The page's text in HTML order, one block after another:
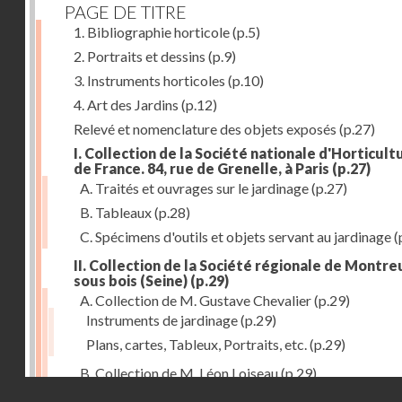
PAGE DE TITRE
1. Bibliographie horticole(p.5)
2. Portraits et dessins (p.9)
3. Instruments horticoles (p.10)
4. Art des Jardins (p.12)
Relevé et nomenclature des objets exposés (p.27)
I. Collection de la Société nationale
de France. 84, rue de Grenelle, à Paris (p.27)
A. Traités et ouvrages sur le jardinage(p.27)
B. Tableaux(p.28)
C. Spécimens d'outils et objets servant au jardinage
II. Collection de la Société régionale de
sous bois (Seine) (p.29)
A. Collection de M. Gustave Chevalier(p.29)
Instruments de jardinage(p.29)
Plans, cartes, Tableux, Portraits, etc. (p.29)
B. Collection de M. Léon Loiseau(p.29)